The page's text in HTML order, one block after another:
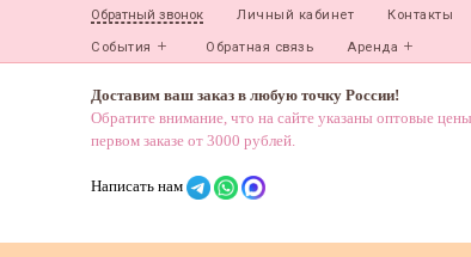
Обратный звонок Личный кабинет Контакты
События Обратная связь Аренда
Доставим ваш заказ в любую точку России!
Обратите внимание, что на сайте указаны оптовые
первом заказе от 3000 рублей.
Написать нам